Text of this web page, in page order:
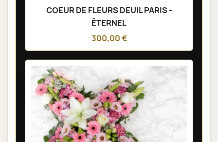
COEUR DE FLEURS DEUIL PARIS -
ÉTERNEL
300,00 €